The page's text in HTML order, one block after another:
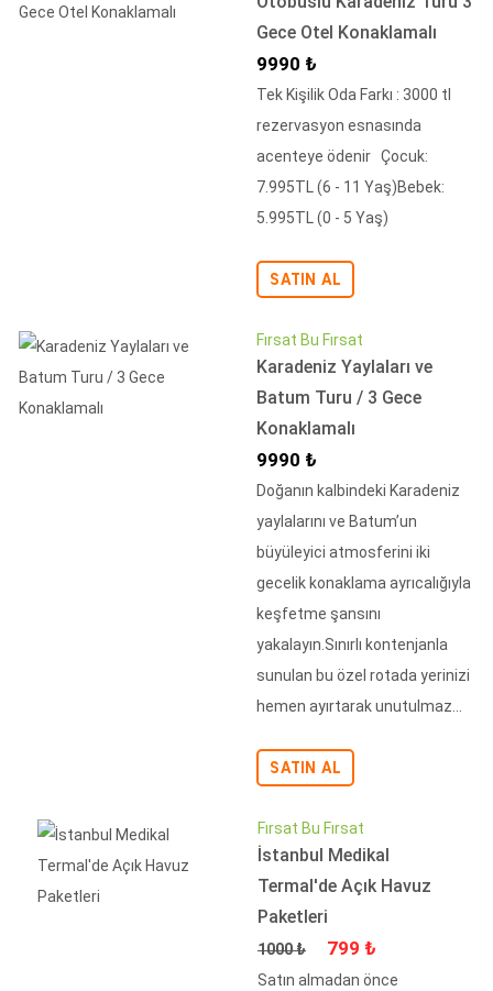
Gece Otel Konaklamalı
İndirimli Fiyat
9990 ₺
Tek Kişilik Oda Farkı : 3000 tl
rezervasyon esnasında
acenteye ödenir Çocuk:
7.995TL (6 - 11 Yaş)Bebek:
5.995TL (0 - 5 Yaş)
SATIN AL
Fırsat Bu Fırsat
Karadeniz Yaylaları ve
Batum Turu / 3 Gece
Konaklamalı
İndirimli Fiyat
9990 ₺
Doğanın kalbindeki Karadeniz
yaylalarını ve Batum’un
büyüleyici atmosferini iki
gecelik konaklama ayrıcalığıyla
keşfetme şansını
yakalayın.Sınırlı kontenjanla
sunulan bu özel rotada yerinizi
hemen ayırtarak unutulmaz...
SATIN AL
Fırsat Bu Fırsat
İstanbul Medikal
Termal'de Açık Havuz
Paketleri
Fiyat
1000 ₺ İndirimli Fiyat
799 ₺
Satın almadan önce